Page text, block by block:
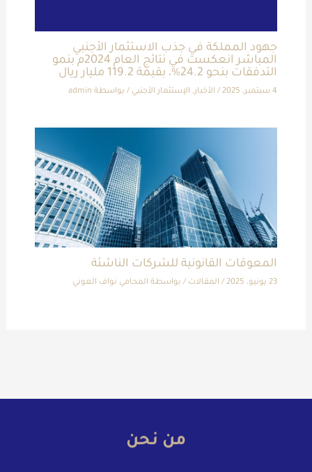
جهود المملكة في جذب الاستثمار الأجنبي
المباشر انعكست في نتائج العام 2024م بنمو
التدفقات بنحو 24.2%، بقيمة 119.2 مليار ريال
4 سبتمبر، 2025 / الأخبار, الإستثمار الأجنبي / بواسطة admin
المعوقات القانونية للشركات الناشئة
23 يونيو، 2025 / المقالات / بواسطة المحامي نواف العوني
من نحن